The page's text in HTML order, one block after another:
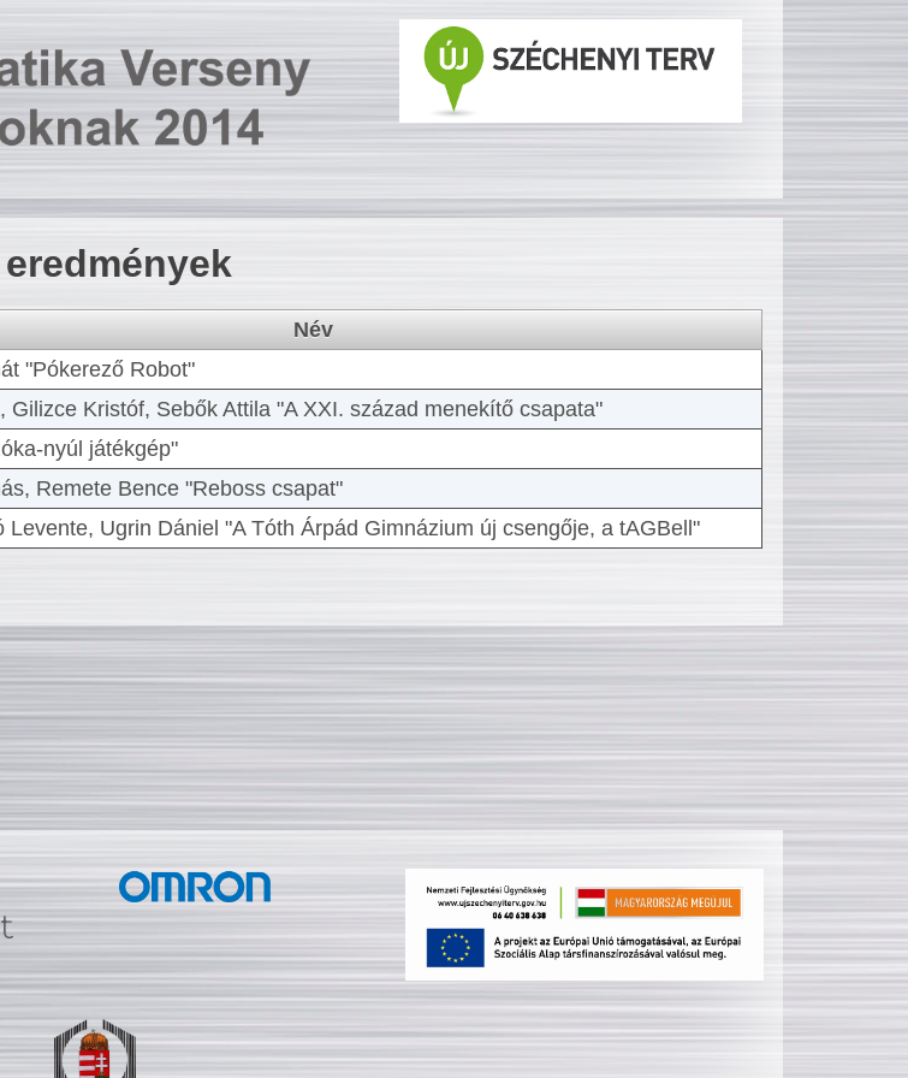
Név
"Pókerező Robot"
Gilizce Kristóf, Sebők Attila "A XXI. század menekítő csapata"
nyúl játékgép"
Remete Bence "Reboss csapat"
Levente, Ugrin Dániel "A Tóth Árpád Gimnázium új csengője, a tAGBell"